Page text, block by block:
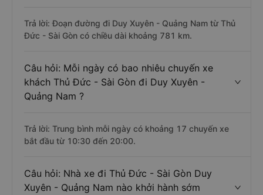
Trả lời: Đoạn đường đi Duy Xuyên - Quảng Nam từ Thủ
Đức - Sài Gòn có chiều dài khoảng 781 km.
Câu hỏi: Mỗi ngày có bao nhiêu chuyến xe
khách Thủ Đức - Sài Gòn đi Duy Xuyên -
Quảng Nam ?
Trả lời: Trung bình mỗi ngày có khoảng 17 chuyến xe
bắt đầu từ 10:30 đến 20:00.
Câu hỏi: Nhà xe đi Thủ Đức - Sài Gòn Duy
Xuyên - Quảng Nam nào khởi hành sớm